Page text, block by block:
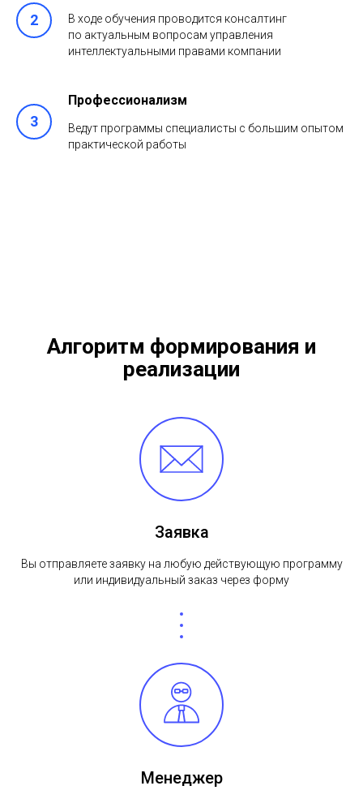
В ходе обучения проводится консалтинг
по актуальным вопросам управления
интеллектуальными правами компании
Профессионализм
Ведут программы специалисты с большим опытом
практической работы
Алгоритм формирования и
реализации
Заявка
Вы отправляете заявку на любую действующую программу
или индивидуальный заказ через форму
Менеджер